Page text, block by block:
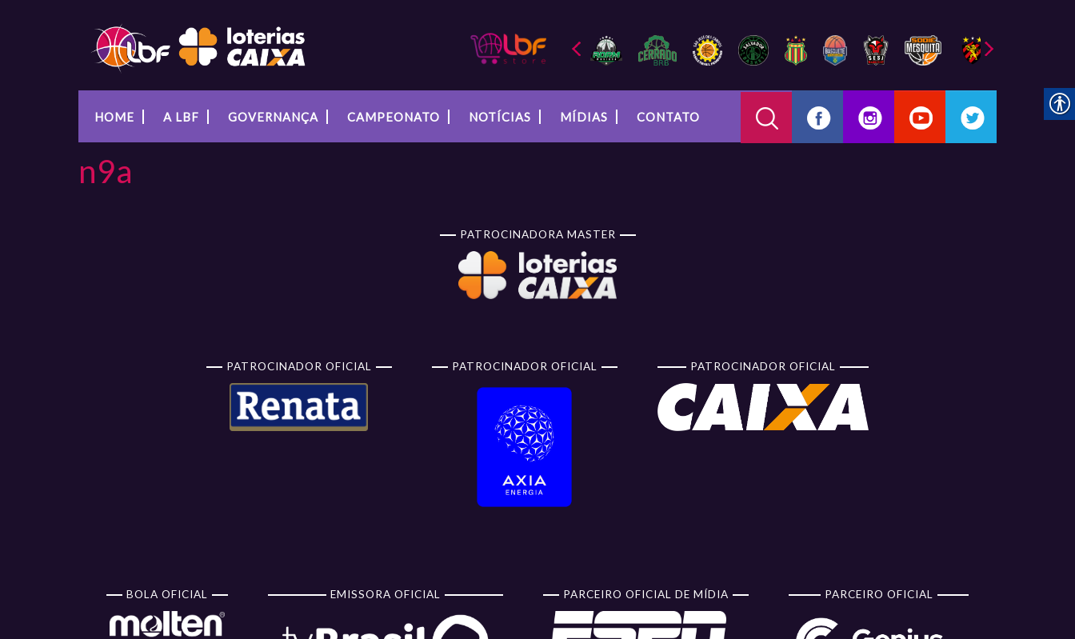
HOME A LBF GOVERNANÇA CAMPEONATO NOTÍCIAS MÍDIAS CONTATO
n9a
PATROCINADORA MASTER
PATROCINADOR OFICIAL PATROCINADOR OFICIAL PATROCINADOR OFICIAL
BOLA OFICIAL EMISSORA OFICIAL PARCEIRO OFICIAL DE MÍDIA PARCEIRO OFICIAL